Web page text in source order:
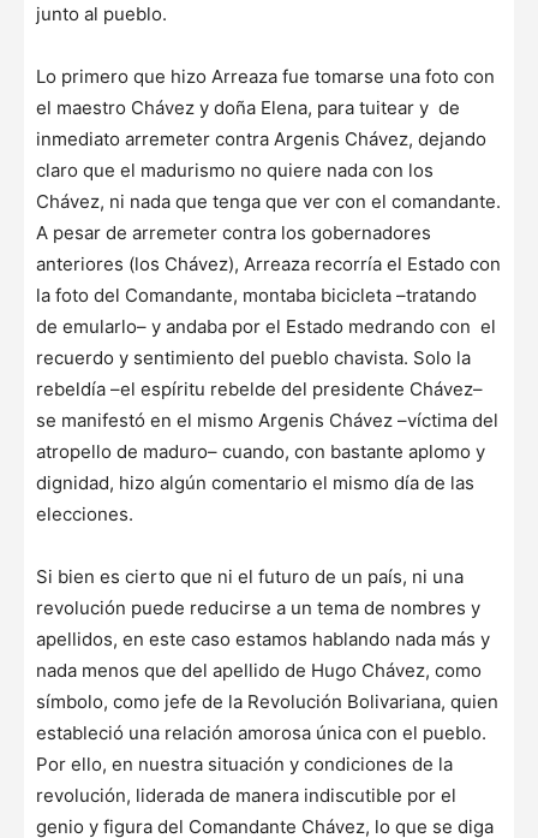
junto al pueblo.
Lo primero que hizo Arreaza fue tomarse una foto con
el maestro Chávez y doña Elena, para tuitear y de
inmediato arremeter contra Argenis Chávez, dejando
claro que el madurismo no quiere nada con los
Chávez, ni nada que tenga que ver con el comandante.
A pesar de arremeter contra los gobernadores
anteriores (los Chávez), Arreaza recorría el Estado con
la foto del Comandante, montaba bicicleta –tratando
de emularlo– y andaba por el Estado medrando con el
recuerdo y sentimiento del pueblo chavista. Solo la
rebeldía –el espíritu rebelde del presidente Chávez–
se manifestó en el mismo Argenis Chávez –víctima del
atropello de maduro– cuando, con bastante aplomo y
dignidad, hizo algún comentario el mismo día de las
elecciones.
Si bien es cierto que ni el futuro de un país, ni una
revolución puede reducirse a un tema de nombres y
apellidos, en este caso estamos hablando nada más y
nada menos que del apellido de Hugo Chávez, como
símbolo, como jefe de la Revolución Bolivariana, quien
estableció una relación amorosa única con el pueblo.
Por ello, en nuestra situación y condiciones de la
revolución, liderada de manera indiscutible por el
genio y figura del Comandante Chávez, lo que se diga